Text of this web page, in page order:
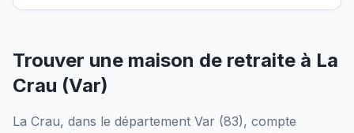
Trouver une maison de retraite à La
Crau (Var)
La Crau, dans le département Var (83), compte